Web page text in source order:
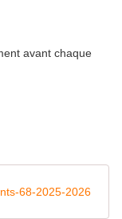
avant chaque
68-2025-2026